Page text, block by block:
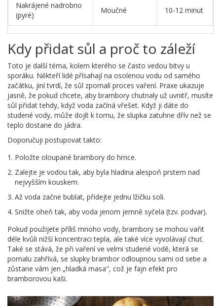
Nakrájené nadrobno
(pyré)
Moučné 10-12 minut
Kdy přidat sůl a proč to záleží
Toto je další téma, kolem kterého se často vedou bitvy u
sporáku. Někteří lidé přísahají na osolenou vodu od samého
začátku, jiní tvrdí, že sůl zpomalí proces vaření. Praxe ukazuje
jasně, že pokud chcete, aby brambory chutnaly už uvnitř, musíte
sůl přidat tehdy, když voda začíná vřešet. Když ji dáte do
studené vody, může dojít k tomu, že slupka zatuhne dřív než se
teplo dostane do jádra.
Doporučuji postupovat takto:
Položte oloupané brambory do hrnce.
Zalejte je vodou tak, aby byla hladina alespoň prstem nad
nejvyšším kouskem.
Až voda začne bublat, přidejte jednu lžičku soli.
Snižte oheň tak, aby voda jenom jemně syčela (tzv. podvar).
Pokud použijete příliš mnoho vody, brambory se mohou vařit
déle kvůli nižší koncentraci tepla, ale také více vyvolávají chuť.
Také se stává, že při vaření ve velmi studené vodě, která se
pomalu zahřívá, se slupky brambor odloupnou sami od sebe a
zůstane vám jen „hladká masa", což je fajn efekt pro
bramborovou kaši.